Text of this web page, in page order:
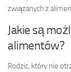
związanych z
Jakie są
alimentów?
Rodzic, który nie